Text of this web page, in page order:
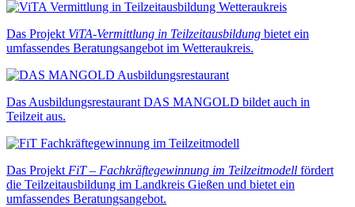
Das Projekt ViTA-Vermittlung in Teilzeitausbildung bietet ein
umfassendes Beratungsangebot im Wetteraukreis.
Das Ausbildungsrestaurant DAS MANGOLD bildet auch in
Teilzeit aus.
Das ProjektFiT – Fachkräftegewinnung im Teilzeitmodell fördert
die Teilzeitausbildung im Landkreis Gießen und bietet ein
umfassendes Beratungsangebot.